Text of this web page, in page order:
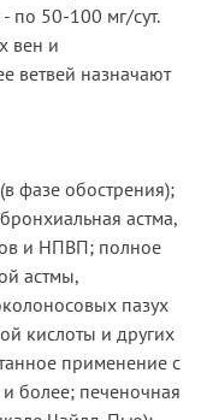
по 50-100 мг/сут.
вен и
ветвей назначают
фазе обострения);
астма,
и НПВП; полное
астмы,
пазух
кислоты и других
применение с
более; печеночная